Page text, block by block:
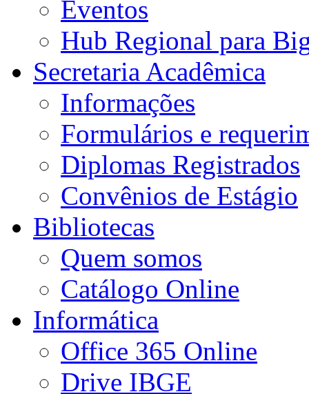
Eventos
Hub Regional para
Secretaria Acadêmica
Informações
Formulários e
Diplomas Registrados
Convênios de Estágio
Bibliotecas
Quem somos
Catálogo Online
Informática
Office 365 Online
Drive IBGE